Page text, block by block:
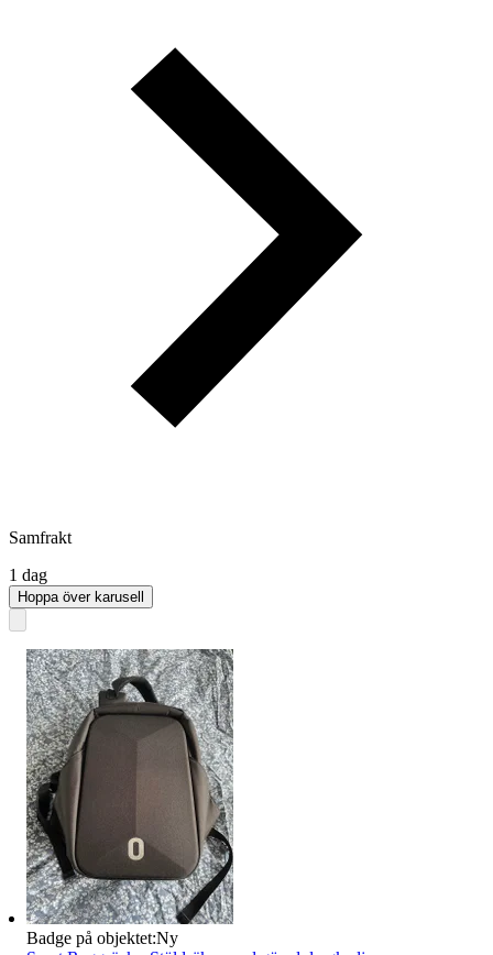
Samfrakt
1 dag
Hoppa över karusell
Badge på objektet:Ny